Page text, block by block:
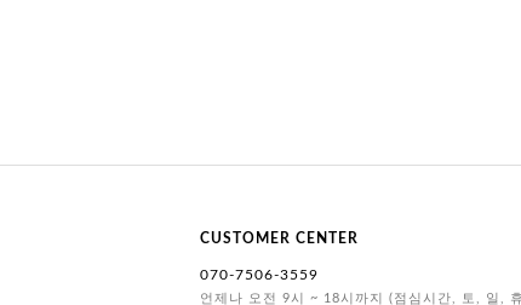
CUSTOMER CENTER
070-7506-3559
언제나 오전 9시 ~ 18시까지 (점심시간, 토, 일,